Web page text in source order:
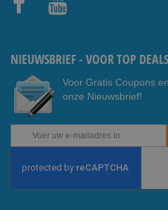
NIEUWSBRIEF - VOOR TOP
Voor Gratis Coupons
onze Nieuwsbrief!
Abonneer
u
onze
nieuwsbrief